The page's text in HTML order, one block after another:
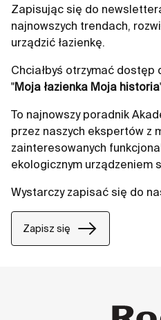
Zapisując się do
najnowszych trendach,
urządzić łazienkę.
Chciałbyś otrzymać dostęp
"Moja łazienka Moja historia
To najnowszy poradnik
przez naszych ekspertów z
zainteresowanych
ekologicznym urządzeniem
Wystarczy zapisać się do
Zapisz się